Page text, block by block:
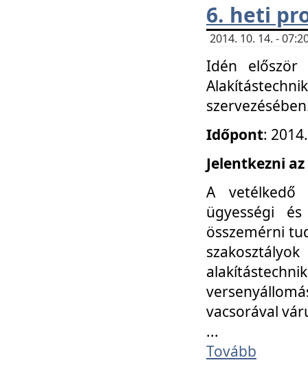
6. heti
2014. 10. 14. -
Idén
Időpont:
Jelentkezni az
A vetélkedő
ügyességi
összemérni
vacsorával
...
Tovább